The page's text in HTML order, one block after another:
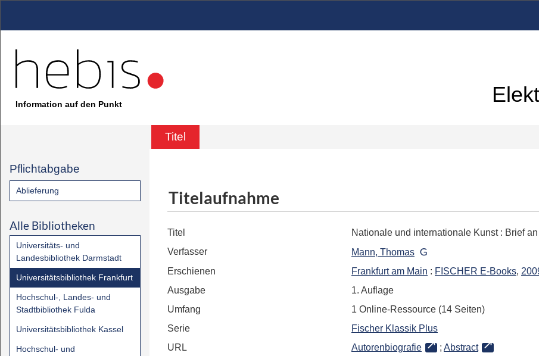
Information auf den Punkt
Titel
Pflichtabgabe
Ablieferung
Alle Bibliotheken
Universitäts- und
Landesbibliothek Darmstadt
Universitätsbibliothek Frankfurt
Hochschul-, Landes- und
Stadtbibliothek Fulda
Universitätsbibliothek Kassel
Hochschul- und
Titelaufnahme
Titel Nationale und internationale Kunst: Brief
Verfasser
Mann, Thomas
Erschienen
Frankfurt am Main : FISCHER E-Books,
Ausgabe
1. Auflage
Umfang
1 Online-Ressource (14 Seiten)
Serie
Fischer Klassik Plus
URL
Autorenbiografie ; Abstract